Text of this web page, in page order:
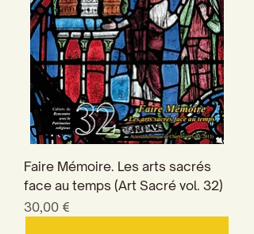
Faire Mémoire. Les arts sacrés
face au temps (Art Sacré vol. 32)
Prix
30,00 €